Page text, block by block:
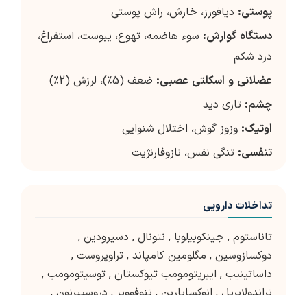
پوستی: دیافورز، خارش، راش پوستی
دستگاه گوارش: سوء هاضمه، تهوع، یبوست، استفراغ،
درد شکم
عضلانی و اسکلتی عصبی: ضعف (5٪)، لرزش (2٪)
چشم: تاری دید
اوتیک: وزوز گوش، اختلال شنوایی
تنفسی: تنگی نفس، نازوفارنژیت
تداخلات دارویی
تاناستوم , جینکوبیلوبا , نتونال , دسیرودین ,
دوکسازوسین , مگلومین کامپاند , تراوپروست ,
داساتینیب , ایبریتومومب تیوکستان , توسیتومومب ,